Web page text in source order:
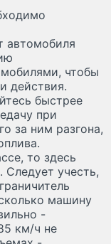
автомобиля
чтобы
действия.
быстрее
при
за ним разгона,
то здесь
учесть,
машину
-
км/ч не